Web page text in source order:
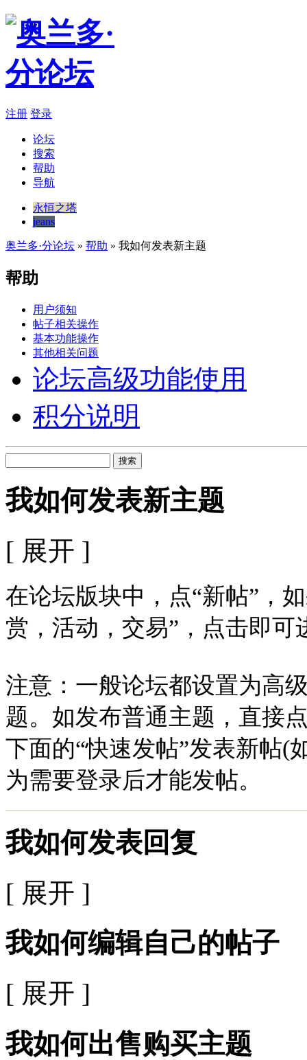
注册 登录
论坛
搜索
帮助
导航
永恒之塔
jeans
奥兰多·分论坛 » 帮助 » 我如何发表新主题
帮助
用户须知
帖子相关操作
基本功能操作
其他相关问题
论坛高级功能使用
积分说明
搜索
我如何发表新主题
[ 展开 ]
在论坛版块中，点“新帖”，
赏，活动，交易”，点击即
注意：一般论坛都设置为高
题。如发布普通主题，直接
下面的“快速发帖”发表新帖(
为需要登录后才能发帖。
我如何发表回复
[ 展开 ]
我如何编辑自己的帖子
[ 展开 ]
我如何出售购买主题